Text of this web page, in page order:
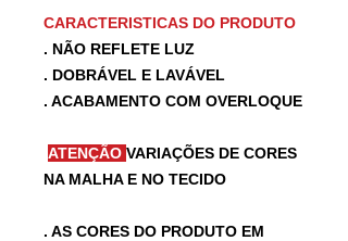
CARACTERISTICAS DO PRODUTO
. NÃO REFLETE LUZ
. DOBRÁVEL E LAVÁVEL
. ACABAMENTO COM OVERLOQUE
ATENÇÃO VARIAÇÕES DE CORES
NA MALHA E NO TECIDO
. AS CORES DO PRODUTO EM